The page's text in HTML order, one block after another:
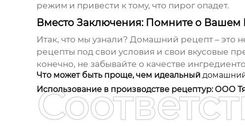
режим и привести к тому, что пирог опадет.
Вместо Заключения: Помните о Вашем
Итак, что мы узнали? Домашний рецепт– это
рецепты под свои условия и свои вкусовые
конечно, не забывайте о качестве
Что может быть проще, чем идеальный
Использование в производстве рецептур: ООО